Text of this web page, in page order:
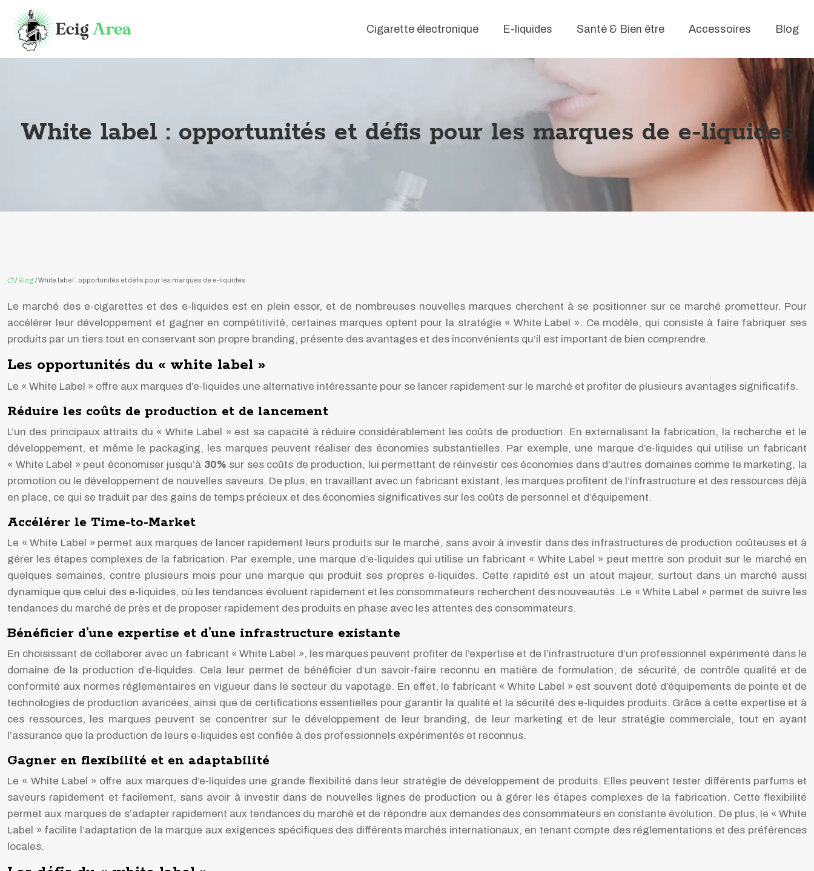
Cigarette électronique E-liquides Santé & Bien être Accessoires Blog
White label : opportunités et défis pour les marques de e-liquides
/ Blog / White label : opportunités et défis pour les marques de e-liquides
Le marché des e-cigarettes et des e-liquides est en plein essor, et de nombreuses nouvelles marques cherchent à se positionner sur ce marché prometteur. Pour
accélérer leur développement et gagner en compétitivité, certaines marques optent pour la stratégie « White Label ». Ce modèle, qui consiste à faire fabriquer ses
produits par un tiers tout en conservant son propre branding, présente des avantages et des inconvénients qu’il est important de bien comprendre.
Les opportunités du « white label »
Le « White Label » offre aux marques d’e-liquides une alternative intéressante pour se lancer rapidement sur le marché et profiter de plusieurs avantages significatifs.
Réduire les coûts de production et de lancement
L’un des principaux attraits du « White Label » est sa capacité à réduire considérablement les coûts de production. En externalisant la fabrication, la recherche et le
développement, et même le packaging, les marques peuvent réaliser des économies substantielles. Par exemple, une marque d’e-liquides qui utilise un fabricant
« White Label » peut économiser jusqu’à 30% sur ses coûts de production, lui permettant de réinvestir ces économies dans d’autres domaines comme le marketing, la
promotion ou le développement de nouvelles saveurs. De plus, en travaillant avec un fabricant existant, les marques profitent de l’infrastructure et des ressources déjà
en place, ce qui se traduit par des gains de temps précieux et des économies significatives sur les coûts de personnel et d’équipement.
Accélérer le Time-to-Market
Le « White Label » permet aux marques de lancer rapidement leurs produits sur le marché, sans avoir à investir dans des infrastructures de production coûteuses et à
gérer les étapes complexes de la fabrication. Par exemple, une marque d’e-liquides qui utilise un fabricant « White Label » peut mettre son produit sur le marché en
quelques semaines, contre plusieurs mois pour une marque qui produit ses propres e-liquides. Cette rapidité est un atout majeur, surtout dans un marché aussi
dynamique que celui des e-liquides, où les tendances évoluent rapidement et les consommateurs recherchent des nouveautés. Le « White Label » permet de suivre les
tendances du marché de près et de proposer rapidement des produits en phase avec les attentes des consommateurs.
Bénéficier d’une expertise et d’une infrastructure existante
En choisissant de collaborer avec un fabricant « White Label », les marques peuvent profiter de l’expertise et de l’infrastructure d’un professionnel expérimenté dans le
domaine de la production d’e-liquides. Cela leur permet de bénéficier d’un savoir-faire reconnu en matière de formulation, de sécurité, de contrôle qualité et de
conformité aux normes réglementaires en vigueur dans le secteur du vapotage. En effet, le fabricant « White Label » est souvent doté d’équipements de pointe et de
technologies de production avancées, ainsi que de certifications essentielles pour garantir la qualité et la sécurité des e-liquides produits. Grâce à cette expertise et à
ces ressources, les marques peuvent se concentrer sur le développement de leur branding, de leur marketing et de leur stratégie commerciale, tout en ayant
l’assurance que la production de leurs e-liquides est confiée à des professionnels expérimentés et reconnus.
Gagner en flexibilité et en adaptabilité
Le « White Label » offre aux marques d’e-liquides une grande flexibilité dans leur stratégie de développement de produits. Elles peuvent tester différents parfums et
saveurs rapidement et facilement, sans avoir à investir dans de nouvelles lignes de production ou à gérer les étapes complexes de la fabrication. Cette flexibilité
permet aux marques de s’adapter rapidement aux tendances du marché et de répondre aux demandes des consommateurs en constante évolution. De plus, le « White
Label » facilite l’adaptation de la marque aux exigences spécifiques des différents marchés internationaux, en tenant compte des réglementations et des préférences
locales.